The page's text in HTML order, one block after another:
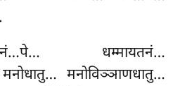
धम्मायतनं…
मनोविञ्ञाणधातु…